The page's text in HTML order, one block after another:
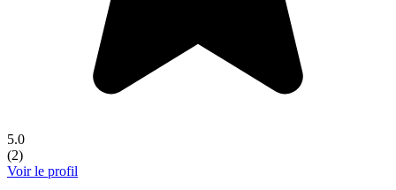
5.0
(2)
Voir le profil